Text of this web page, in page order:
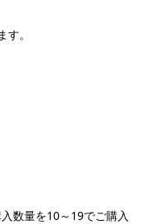
。
数量を10～19でご購入